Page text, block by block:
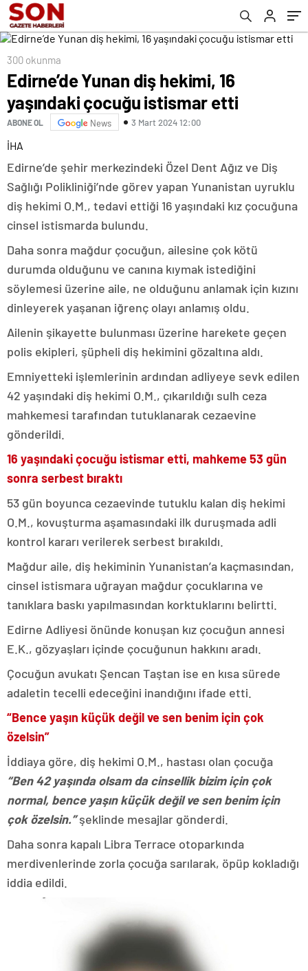
300 okunma
Edirne’de Yunan diş hekimi, 16
yaşındaki çocuğu istismar etti
ABONE OL News 3 Mart 2024 12:00
İHA
Edirne’de şehir merkezindeki Özel Dent Ağız ve Diş
Sağlığı Polikliniği’nde görev yapan Yunanistan uyruklu
diş hekimi O.M., tedavi ettiği 16 yaşındaki kız çocuğuna
cinsel istismarda bulundu.
Daha sonra mağdur çocuğun, ailesine çok kötü
durumda olduğunu ve canına kıymak istediğini
söylemesi üzerine aile, ne olduğunu anlamak için kızını
dinleyerek yaşanan iğrenç olayı anlamış oldu.
Ailenin şikayette bulunması üzerine harekete geçen
polis ekipleri, şüpheli diş hekimini gözaltına aldı.
Emniyetteki işlemlerinin ardından adliyeye sevk edilen
42 yaşındaki diş hekimi O.M., çıkarıldığı sulh ceza
mahkemesi tarafından tutuklanarak cezaevine
gönderildi.
16 yaşındaki çocuğu istismar etti, mahkeme 53 gün
sonra serbest bıraktı
53 gün boyunca cezaevinde tutuklu kalan diş hekimi
O.M., kovuşturma aşamasındaki ilk duruşmada adli
kontrol kararı verilerek serbest bırakıldı.
Mağdur aile, diş hekiminin Yunanistan’a kaçmasından,
cinsel istismara uğrayan mağdur çocuklarına ve
tanıklara baskı yapılmasından korktuklarını belirtti.
Edirne Adliyesi önünde konuşan kız çocuğun annesi
E.K., gözyaşları içinde çocuğunun hakkını aradı.
Çocuğun avukatı Şencan Taştan ise en kısa sürede
adaletin tecelli edeceğini inandığını ifade etti.
“Bence yaşın küçük değil ve sen benim için çok
özelsin”
İddiaya göre, diş hekimi O.M., hastası olan çocuğa
“Ben 42 yaşında olsam da cinsellik bizim için çok
normal, bence yaşın küçük değil ve sen benim için
çok özelsin.”şeklinde mesajlar gönderdi.
Daha sonra kapalı Libra Terrace otoparkında
merdivenlerinde zorla çocuğa sarılarak, öpüp kokladığı
iddia edildi.